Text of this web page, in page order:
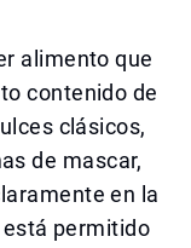
alimento que
contenido de
clásicos,
de mascar,
en la
está permitido